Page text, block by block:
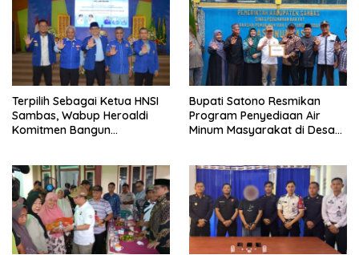
Terpilih Sebagai Ketua HNSI
Sambas, Wabup Heroaldi
Komitmen Bangun
Bupati Satono Resmikan
Program Penyediaan Air
Minum Masyarakat di Desa